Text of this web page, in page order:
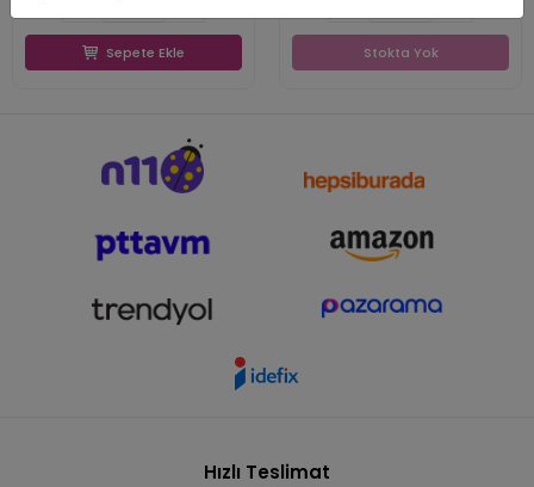
Sepete Ekle
Sepete Ekle
Stokta Yok
Stokta Yok
Hızlı Teslimat